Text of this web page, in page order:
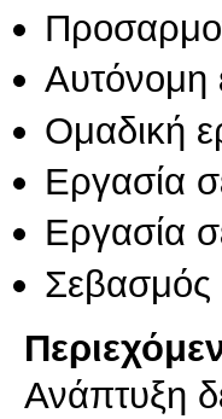
Αυτόνομη
Ομαδική
Εργασία
Εργασία
Σεβασμός
Ανάπτυξη